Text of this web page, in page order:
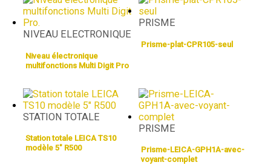
NIVEAU ELECTRONIQUE
Niveau électronique
multifonctions Multi Digit Pro
PRISME
Prisme-plat-CPR105-seul
STATION TOTALE
Station totale LEICA TS10
modèle 5″ R500
PRISME
Prisme-LEICA-GPH1A-avec-
voyant-complet